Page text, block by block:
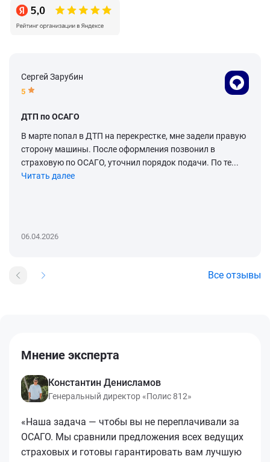
Сергей Зарубин
5
ДТП по ОСАГО
В марте попал в ДТП на перекрестке, мне задели правую
сторону машины. После оформления позвонил в
страховую по ОСАГО, уточнил порядок подачи. По те...
Читать далее
06.04.2026
Все отзывы
Мнение эксперта
Константин Денисламов
Генеральный директор «Полис 812»
«Наша задача — чтобы вы не переплачивали за
ОСАГО. Мы сравнили предложения всех ведущих
страховых и готовы гарантировать вам лучшую